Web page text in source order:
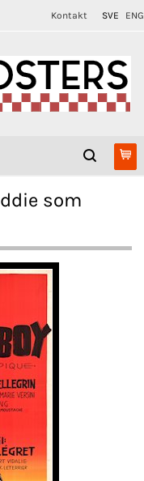
Kontakt SVE ENG
som